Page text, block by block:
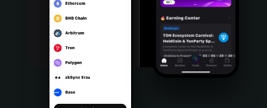
Português (Portugal)
Bahasa Indonesia
Português (Brasil)